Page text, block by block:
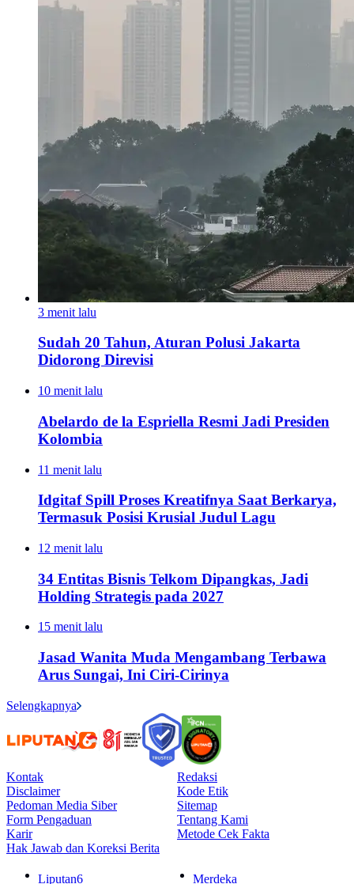
3 menit lalu
Sudah 20 Tahun, Aturan Polusi Jakarta
Didorong Direvisi
10 menit lalu
Abelardo de la Espriella Resmi Jadi Presiden
Kolombia
11 menit lalu
Idgitaf Spill Proses Kreatifnya Saat Berkarya,
Termasuk Posisi Krusial Judul Lagu
12 menit lalu
34 Entitas Bisnis Telkom Dipangkas, Jadi
Holding Strategis pada 2027
15 menit lalu
Jasad Wanita Muda Mengambang Terbawa
Arus Sungai, Ini Ciri-Cirinya
Selengkapnya
Kontak
Redaksi
Disclaimer
Kode Etik
Pedoman Media Siber
Sitemap
Form Pengaduan
Tentang Kami
Karir
Metode Cek Fakta
Hak Jawab dan Koreksi Berita
Liputan6 Merdeka